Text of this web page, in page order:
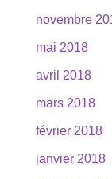
novembre
mai 2018
avril 2018
mars 2018
février 2018
janvier 2018